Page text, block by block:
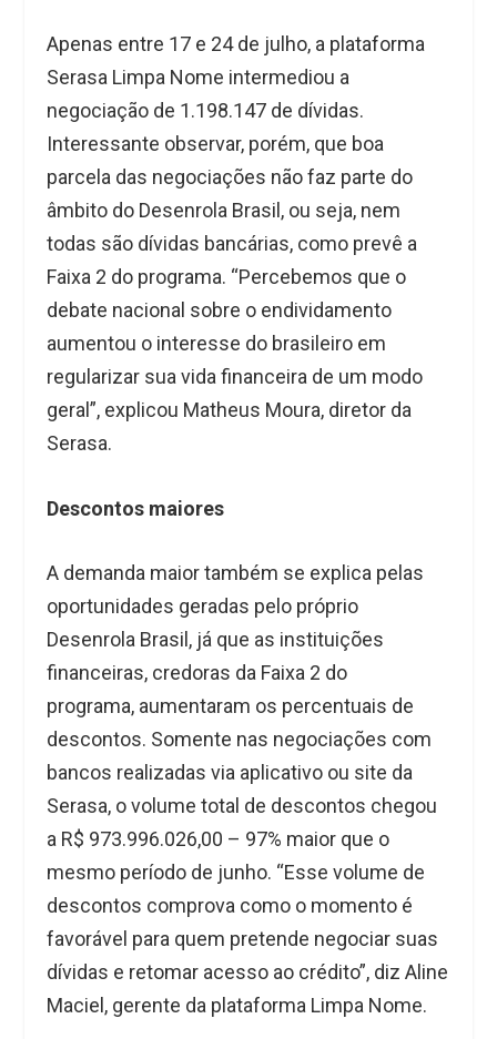
Apenas entre 17 e 24 de julho, a plataforma
Serasa Limpa Nome intermediou a
negociação de 1.198.147 de dívidas.
Interessante observar, porém, que boa
parcela das negociações não faz parte do
âmbito do Desenrola Brasil, ou seja, nem
todas são dívidas bancárias, como prevê a
Faixa 2 do programa. “Percebemos que o
debate nacional sobre o endividamento
aumentou o interesse do brasileiro em
regularizar sua vida financeira de um modo
geral”, explicou Matheus Moura, diretor da
Serasa.
Descontos maiores
A demanda maior também se explica pelas
oportunidades geradas pelo próprio
Desenrola Brasil, já que as instituições
financeiras, credoras da Faixa 2 do
programa, aumentaram os percentuais de
descontos. Somente nas negociações com
bancos realizadas via aplicativo ou site da
Serasa, o volume total de descontos chegou
a R$ 973.996.026,00 – 97% maior que o
mesmo período de junho. “Esse volume de
descontos comprova como o momento é
favorável para quem pretende negociar suas
dívidas e retomar acesso ao crédito”, diz Aline
Maciel, gerente da plataforma Limpa Nome.